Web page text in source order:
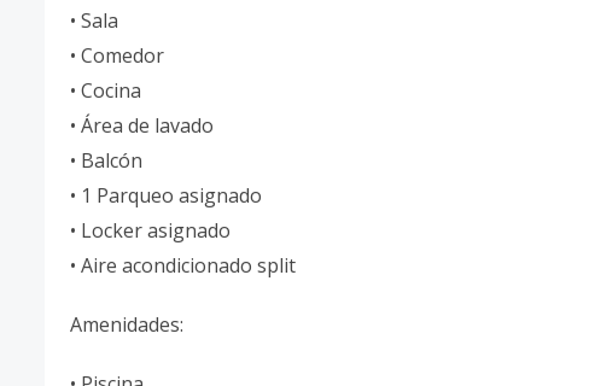
• Sala
• Comedor
• Cocina
• Área de lavado
• Balcón
• 1 Parqueo asignado
• Locker asignado
• Aire acondicionado split
Amenidades: